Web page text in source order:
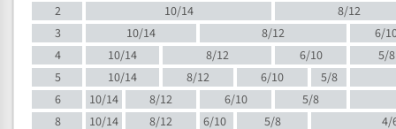
2
10/14
8/12
3
10/14 8/12
6/
4
10/14 8/12 6/10
5/8
5
10/14 8/12 6/10
5/8
6
10/14 8/12 6/10
5/8
8
10/14 8/12 6/10 5/8
4/